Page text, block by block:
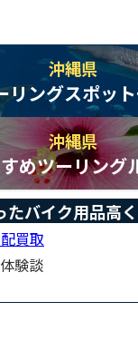
沖縄県
リングスポッ
沖縄県
めツーリング
たバイク用品高
買取
験談